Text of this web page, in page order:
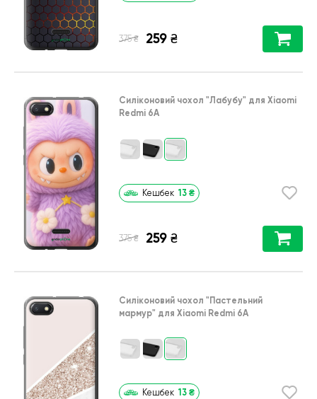
375 ₴ 259 ₴
Силіконовий чохол "Лабубу" для Xiaomi
Redmi 6A
Кешбек 13 ₴
375 ₴ 259 ₴
Силіконовий чохол "Пастельний
мармур" для Xiaomi Redmi 6A
Кешбек 13 ₴